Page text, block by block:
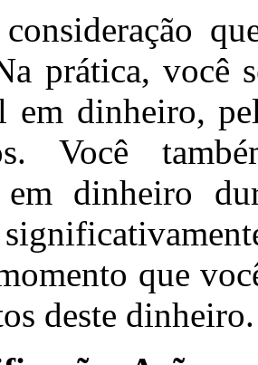
prática, você
em dinheiro,
Você
em dinheiro
que
deste dinheiro.